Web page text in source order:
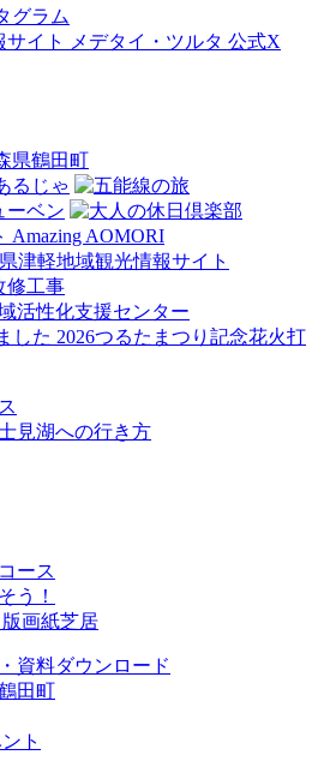
見湖への行き方
ース
う！
画紙芝居
資料ダウンロード
田町
ト